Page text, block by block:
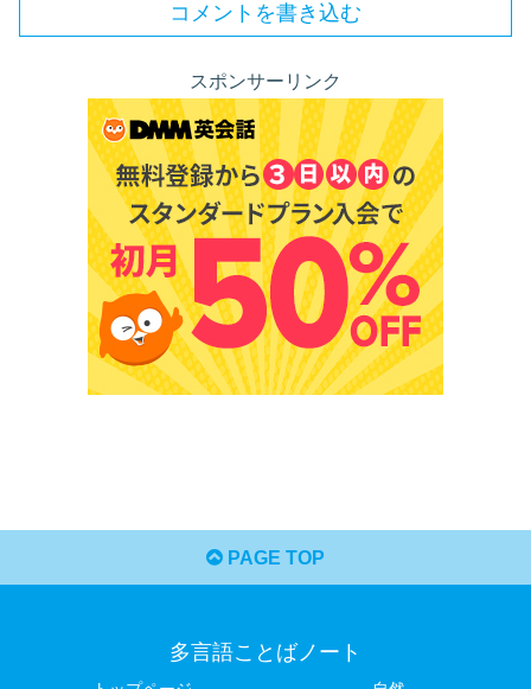
コメントを書き込む
スポンサーリンク
PAGE TOP
多言語ことばノート